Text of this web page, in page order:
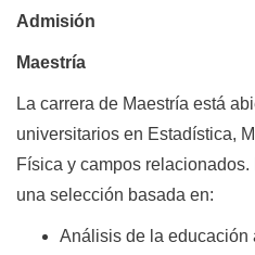
Admisión
Maestría
La carrera de Maestría está
universitarios en Estadística,
Física y campos
una selección basada en:
Análisis de la educación